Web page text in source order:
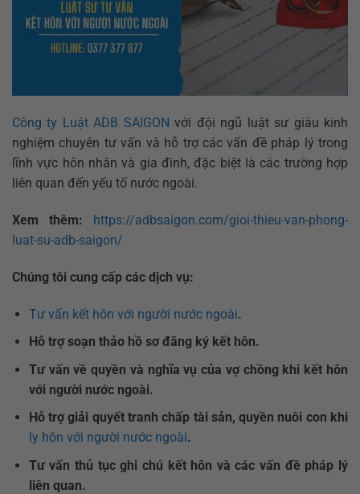
Công ty Luật ADB SAIGON với đội ngũ luật sư giàu kinh
nghiệm chuyên tư vấn và hỗ trợ các vấn đề pháp lý trong
lĩnh vực hôn nhân và gia đình, đặc biệt là các trường hợp
liên quan đến yếu tố nước ngoài.
Xem thêm: https://adbsaigon.com/gioi-thieu-van-phong-
luat-su-adb-saigon/
Chúng tôi cung cấp các dịch vụ:
Tư vấn kết hôn với người nước ngoài.
Hỗ trợ soạn thảo hồ sơ đăng ký kết hôn.
Tư vấn về quyền và nghĩa vụ của vợ chồng khi kết hôn
với người nước ngoài.
Hỗ trợ giải quyết tranh chấp tài sản, quyền nuôi con khi
ly hôn với người nước ngoài.
Tư vấn thủ tục ghi chú kết hôn và các vấn đề pháp lý
liên quan.